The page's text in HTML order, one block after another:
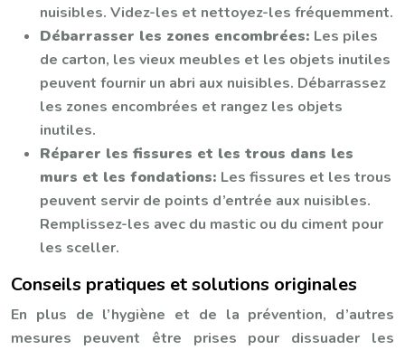
nuisibles. Videz-les et nettoyez-les fréquemment.
Débarrasser les zones encombrées: Les piles
de carton, les vieux meubles et les objets inutiles
peuvent fournir un abri aux nuisibles. Débarrassez
les zones encombrées et rangez les objets
inutiles.
Réparer les fissures et les trous dans les
murs et les fondations: Les fissures et les trous
peuvent servir de points d’entrée aux nuisibles.
Remplissez-les avec du mastic ou du ciment pour
les sceller.
Conseils pratiques et solutions originales
En plus de l’hygiène et de la prévention, d’autres
mesures peuvent être prises pour dissuader les